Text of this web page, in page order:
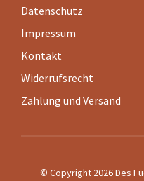
Datenschutz
Impressum
Kontakt
Widerrufsrecht
Zahlung und Versand
© Copyright 2026 Des